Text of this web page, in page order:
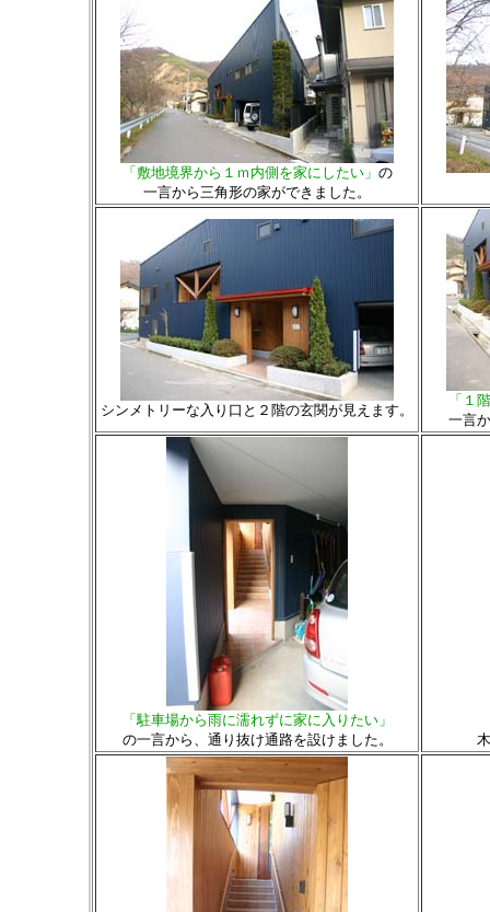
「敷地境界から１ｍ内側を家にしたい」 の
一言から三角形の家ができました。
シンメトリーな入り口と２階の玄関が見えます。
「１
一言
「駐車場から雨に濡れずに家に入りたい」
の一言から、通り抜け通路を設けました。